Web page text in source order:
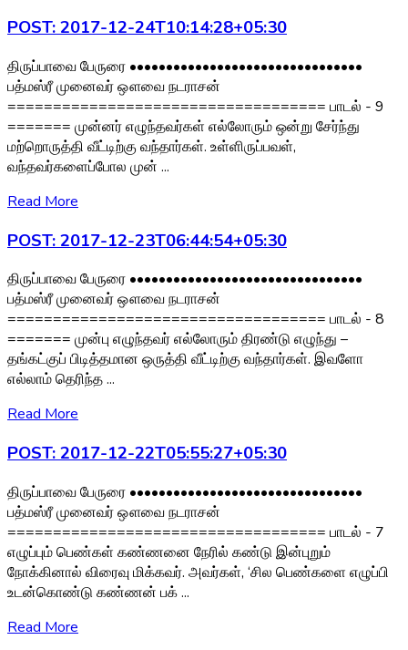
POST: 2017-12-24T10:14:28+05:30
திருப்பாவை பேருரை ••••••••••••••••••••••••••••••••
பத்மஸ்ரீ முனைவர் ஔவை நடராசன்
=================================== பாடல் - 9
======= முன்னர் எழுந்தவர்கள் எல்லோரும் ஒன்று சேர்ந்து
மற்றொருத்தி வீட்டிற்கு வந்தார்கள். உள்ளிருப்பவள்,
வந்தவர்களைப்போல முன் ...
Read More
POST: 2017-12-23T06:44:54+05:30
திருப்பாவை பேருரை ••••••••••••••••••••••••••••••••
பத்மஸ்ரீ முனைவர் ஔவை நடராசன்
=================================== பாடல் - 8
======= முன்பு எழுந்தவர் எல்லோரும் திரண்டு எழுந்து –
தங்கட்குப் பிடித்தமான ஒருத்தி வீட்டிற்கு வந்தார்கள். இவளோ
எல்லாம் தெரிந்த ...
Read More
POST: 2017-12-22T05:55:27+05:30
திருப்பாவை பேருரை ••••••••••••••••••••••••••••••••
பத்மஸ்ரீ முனைவர் ஔவை நடராசன்
=================================== பாடல் - 7
எழுப்பும் பெண்கள் கண்ணனை நேரில் கண்டு இன்புறும்
நோக்கினால் விரைவு மிக்கவர். அவர்கள், ‘சில பெண்களை எழுப்பி
உடன்கொண்டு கண்ணன் பக் ...
Read More